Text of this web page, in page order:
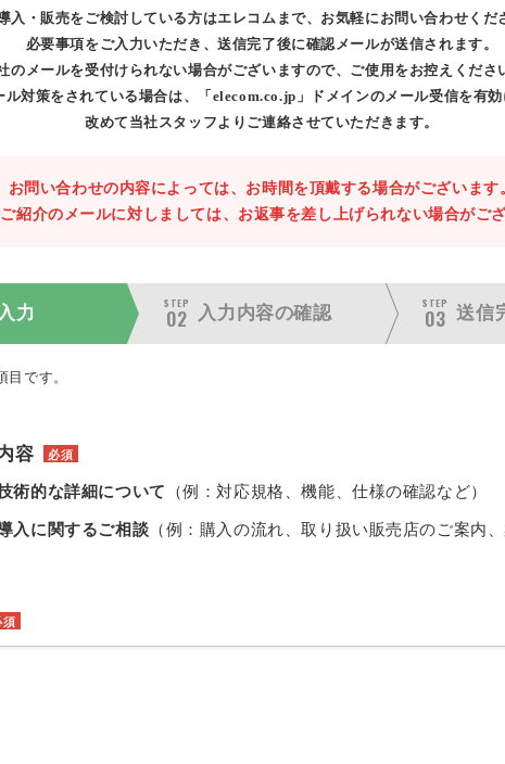
入・販売をご検討している方はエレコムまで、お気軽にお問い合わせくだ
必要事項をご入力いただき、送信完了後に確認メールが送信されます。
のメールを受付けられない場合がございますので、ご使用をお控えくださ
ル対策をされている場合は、「elecom.co.jp」ドメインのメール受信を有効
改めて当社スタッフよりご連絡させていただきます。
お問い合わせの内容によっては、お時間を頂戴する場合がございます
紹介のメールに対しましては、お返事を差し上げられない場合がござ
力
STEP
02 入力内容の確認
STEP
03 送信
目です。
容 必須
術的な詳細について （例：対応規格、機能、仕様の確認など）
入に関するご相談 （例：購入の流れ、取り扱い販売店のご案内
須